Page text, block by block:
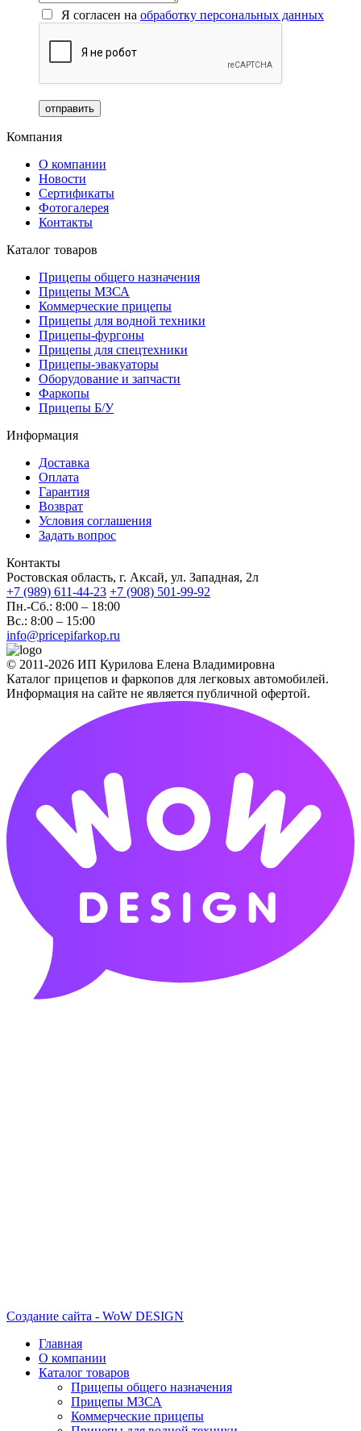
Я согласен на обработку персональных данных
Компания
О компании
Новости
Сертификаты
Фотогалерея
Контакты
Каталог товаров
Прицепы общего назначения
Прицепы МЗСА
Коммерческие прицепы
Прицепы для водной техники
Прицепы-фургоны
Прицепы для спецтехники
Прицепы-эвакуаторы
Оборудование и запчасти
Фаркопы
Прицепы Б/У
Информация
Доставка
Оплата
Гарантия
Возврат
Условия соглашения
Задать вопрос
Контакты
Ростовская область, г. Аксай, ул. Западная, 2л
+7 (989) 611-44-23 +7 (908) 501-99-92
Пн.-Сб.: 8:00 – 18:00
Вс.: 8:00 – 15:00
info@pricepifarkop.ru
© 2011-2026 ИП Курилова Елена Владимировна
Каталог прицепов и фаркопов для легковых автомобилей.
Информация на сайте не является публичной офертой.
Создание сайта - WoW DESIGN
Главная
О компании
Каталог товаров
Прицепы общего назначения
Прицепы МЗСА
Коммерческие прицепы